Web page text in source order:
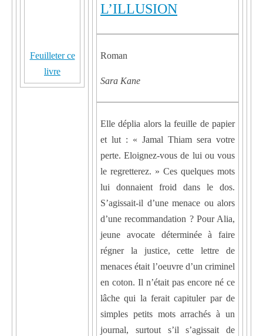
Feuilleter ce
livre
L’ILLUSION
Roman
Sara Kane
Elle déplia alors la feuille de papier
et lut : « Jamal Thiam sera votre
perte. Eloignez-vous de lui ou vous
le regretterez. » Ces quelques mots
lui donnaient froid dans le dos.
S’agissait-il d’une menace ou alors
d’une recommandation ? Pour Alia,
jeune avocate déterminée à faire
régner la justice, cette lettre de
menaces était l’oeuvre d’un criminel
en coton. Il n’était pas encore né ce
lâche qui la ferait capituler par de
simples petits mots arrachés à un
journal, surtout s’il s’agissait de